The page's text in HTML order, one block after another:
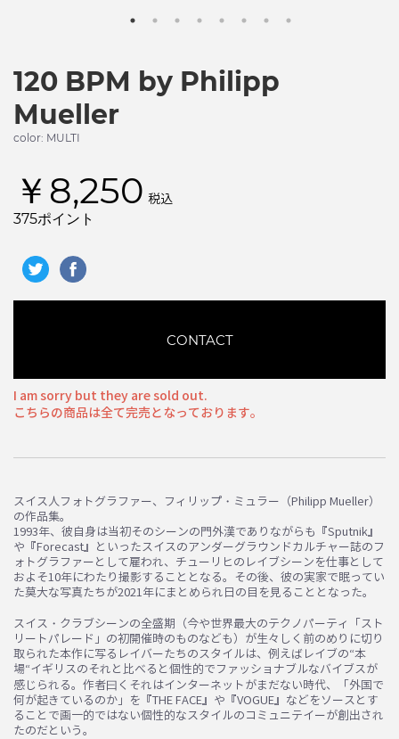
120 BPM by Philipp
Mueller
color: MULTI
￥8,250 税込
375ポイント
CONTACT
I am sorry but they are sold out.
こちらの商品は全て完売となっております。
スイス人フォトグラファー、フィリップ・ミュラー（Philipp Mueller）
の作品集。
1993年、彼自身は当初そのシーンの門外漢でありながらも『Sputnik』
や『Forecast』といったスイスのアンダーグラウンドカルチャー誌のフ
ォトグラファーとして雇われ、チューリヒのレイブシーンを仕事として
およそ10年にわたり撮影することとなる。その後、彼の実家で眠ってい
た莫大な写真たちが2021年にまとめられ日の目を見ることとなった。
スイス・クラブシーンの全盛期（今や世界最大のテクノパーティ「スト
リートパレード」の初開催時のものなども）が生々しく前のめりに切り
取られた本作に写るレイバーたちのスタイルは、例えばレイブの“本
場“イギリスのそれと比べると個性的でファッショナブルなバイブスが
感じられる。作者曰くそれはインターネットがまだない時代、「外国で
何が起きているのか」を『THE FACE』や『VOGUE』などをソースとす
ることで画一的ではない個性的なスタイルのコミュニテイーが創出され
たのだという。